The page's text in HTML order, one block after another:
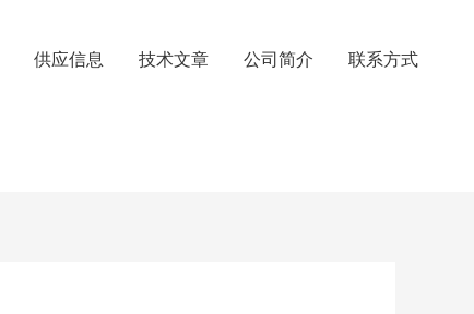
供应信息 技术文章 公司简介 联系方式